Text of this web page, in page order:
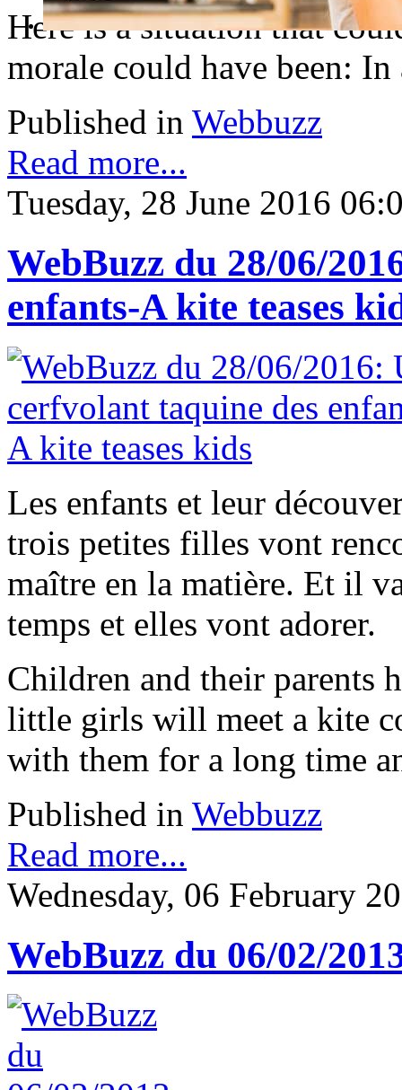
Here is a situation that
morale could have been:
Published in Webbuzz
Read more...
Tuesday, 28 June 2016
WebBuzz du 28/06/
enfants-A kite teases
Les enfants et leur
trois petites filles vont
maître en la matière. Et il
temps et elles vont adorer.
Children and their parents
little girls will meet a kite
with them for a long time
Published in Webbuzz
Read more...
Wednesday, 06 February
WebBuzz du 06/02/